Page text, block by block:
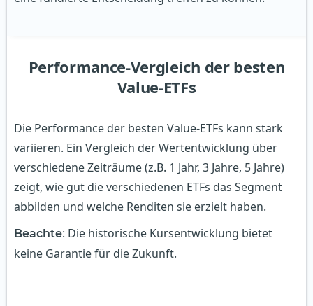
Performance-Vergleich der besten
Value-ETFs
Die Performance der besten Value-ETFs kann stark
variieren. Ein Vergleich der Wertentwicklung über
verschiedene Zeiträume (z.B. 1 Jahr, 3 Jahre, 5 Jahre)
zeigt, wie gut die verschiedenen ETFs das Segment
abbilden und welche Renditen sie erzielt haben.
Beachte: Die historische Kursentwicklung bietet
keine Garantie für die Zukunft.